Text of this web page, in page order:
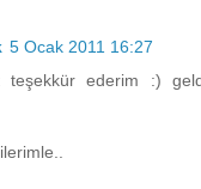
5 Ocak 2011 16:27
teşekkür ederim :)